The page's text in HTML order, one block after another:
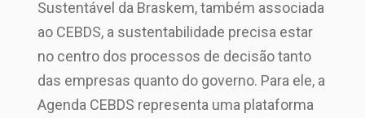
Sustentável da Braskem, também associada
ao CEBDS, a sustentabilidade precisa estar
no centro dos processos de decisão tanto
das empresas quanto do governo. Para ele, a
Agenda CEBDS representa uma plataforma